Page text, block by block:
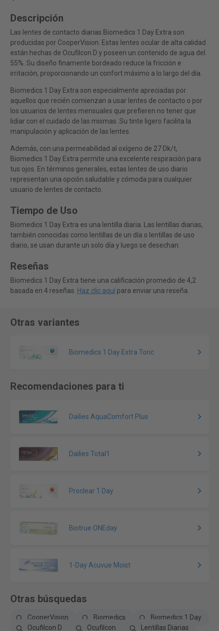
Descripción
Las lentes de contacto diarias Biomedics 1 Day Extra son
producidas por CooperVision. Estas lentes ocular de alta calidad
están hechas de Ocufilcon D y poseen un contenido de agua del
55%. Su diseño finamente bordeado reduce la fricción e
irritación, proporcionando un confort máximo a lo largo del día.
Biomedics 1 Day Extra son especialmente apreciadas por
aquellos que recién comienzan a usar lentes de contacto o por
los usuarios de lentes mensuales que prefieren no tener que
lidiar con el cuidado de las mismas. Su tinte ligero facilita la
manipulación y aplicación de las lentes.
Además, con una permeabilidad al oxígeno de 27 Dk/t,
Biomedics 1 Day Extra permite una excelente respiración para
tus ojos. En términos generales, estas lentes de uso diario
representan una opción saludable y cómoda para cualquier
usuario de lentes de contacto.
Tiempo de Uso
Biomedics 1 Day Extra es una lentilla diaria. Las lentillas diarias,
también conocidas como lentillas de un día o lentillas de uso
diario, se usan durante un solo día y luego se desechan.
Reseñas
Biomedics 1 Day Extra tiene una calificación promedio de 4,2
basada en 4 reseñas. Haz clic aquípara enviar una reseña.
Otras variantes
Biomedics 1 Day Extra Toric
Recomendaciones para ti
Dailies AquaComfort Plus
Dailies Total1
Proclear 1 Day
Biotrue ONEday
1-Day Acuvue Moist
Otras búsquedas
CooperVision Biomedics
Biomedics 1 Day
Ocufilcon D
Ocufilcon Lentillas Diarias